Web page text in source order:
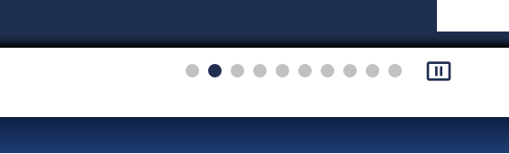
pause_presentation